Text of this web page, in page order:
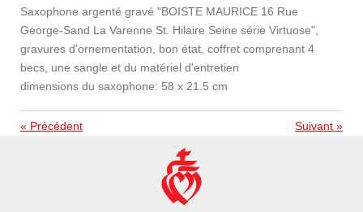
Saxophone argenté gravé "BOISTE MAURICE 16 Rue
George-Sand La Varenne St. Hilaire Seine série Virtuose",
gravures d'ornementation, bon état, coffret comprenant 4
becs, une sangle et du matériel d'entretien
dimensions du saxophone: 58 x 21.5 cm
« Précédent Suivant »